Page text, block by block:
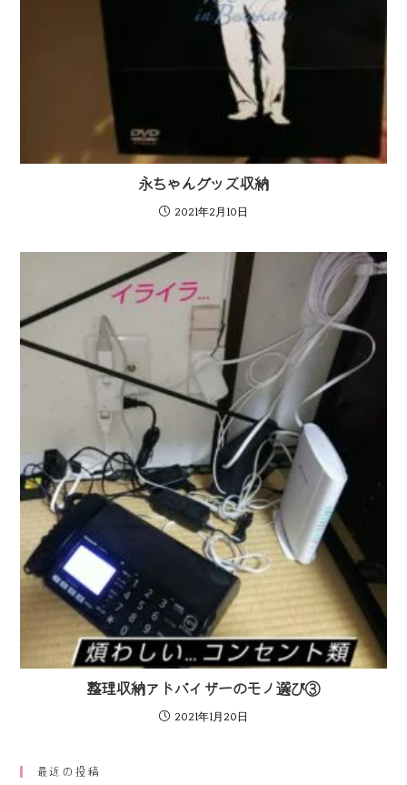
永ちゃんグッズ収納
2021年2月10日
整理収納アドバイザーのモノ選び③
2021年1月20日
最近の投稿